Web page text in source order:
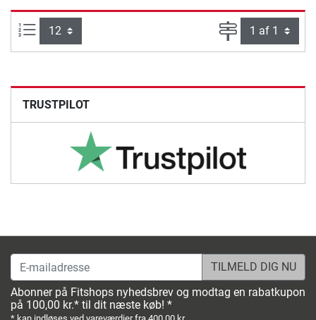
Artikel pr. side: Side
TRUSTPILOT
E-mailadresse
Abonner på Fitshops nyhedsbrev og modtag en rabatkupon
på 100,00 kr.* til dit næste køb! *